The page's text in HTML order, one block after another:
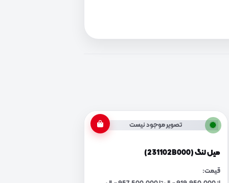
تصویر موجود نیست
میل لنگ (231102B000)
قیمت: